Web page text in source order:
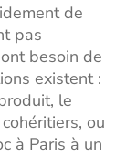
de
pas
besoin de
existent :
le
ou
à Paris à un